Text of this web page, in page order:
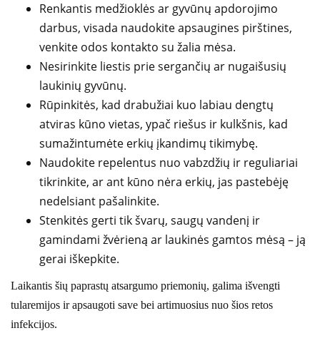
Renkantis medžioklės ar gyvūnų apdorojimo
darbus, visada naudokite apsaugines pirštines,
venkite odos kontakto su žalia mėsa.
Nesirinkite liestis prie sergančių ar nugaišusių
laukinių gyvūnų.
Rūpinkitės, kad drabužiai kuo labiau dengtų
atviras kūno vietas, ypač riešus ir kulkšnis, kad
sumažintumėte erkių įkandimų tikimybę.
Naudokite repelentus nuo vabzdžių ir reguliariai
tikrinkite, ar ant kūno nėra erkių, jas pastebėję
nedelsiant pašalinkite.
Stenkitės gerti tik švarų, saugų vandenį ir
gamindami žvėrieną ar laukinės gamtos mėsą – ją
gerai iškepkite.
Laikantis šių paprastų atsargumo priemonių, galima išvengti
tularemijos ir apsaugoti save bei artimuosius nuo šios retos
infekcijos.